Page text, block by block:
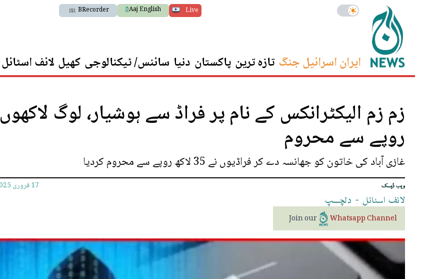
Live
Aaj English
BRecorder
ایران اسرائیل جنگ تازہ ترین پاکستان دنیا سائنس/ ٹیکنالوجی کھیل لائف اسٹائل
زم زم الیکٹرانکس کے نام پر فراڈ سے ہوشیار، لوگ لاکھوں
روپے سے محروم
غازی آباد کی خاتون کو جھانسہ دے کر فراڈیوں نے 35 لاکھ روپے سے محروم کردیا
ویب ڈیسک 17 فروری 2025
لائف اسٹائل - دلچسپ
Join our Whatsapp Channel